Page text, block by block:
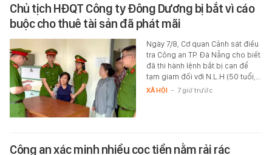
Chủ tịch HĐQT Công ty Đông Dương bị bắt vì cáo
buộc cho thuê tài sản đã phát mãi
Ngày 7/8, Cơ quan Cảnh sát điều
tra Công an TP. Đà Nẵng cho biết
đã thi hành lệnh bắt bị can để
tạm giam đối với N.L.H (50 tuổi,…
XÃ HỘI - 7 giờ trước
Công an xác minh nhiều cọc tiền nằm rải rác